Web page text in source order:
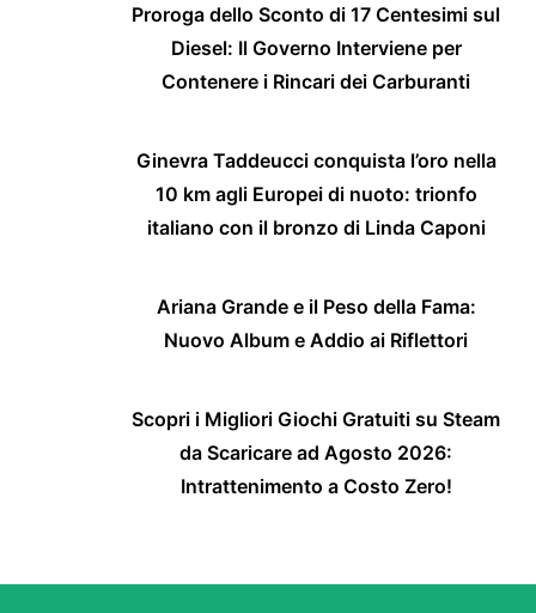
Proroga dello Sconto di 17 Centesimi sul
Diesel: Il Governo Interviene per
Contenere i Rincari dei Carburanti
Ginevra Taddeucci conquista l’oro nella
10 km agli Europei di nuoto: trionfo
italiano con il bronzo di Linda Caponi
Ariana Grande e il Peso della Fama:
Nuovo Album e Addio ai Riflettori
Scopri i Migliori Giochi Gratuiti su Steam
da Scaricare ad Agosto 2026:
Intrattenimento a Costo Zero!